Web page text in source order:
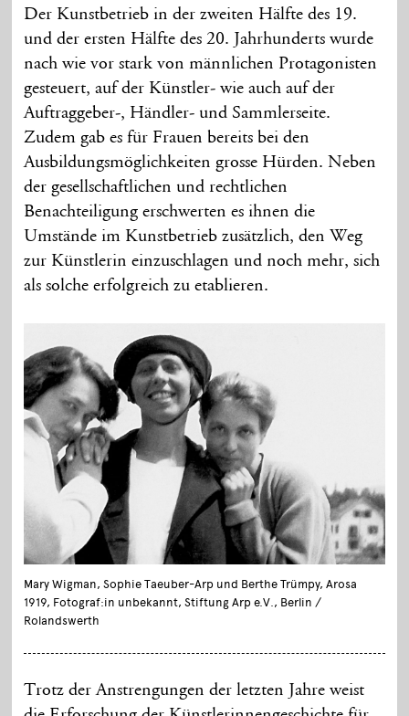
Der Kunstbetrieb in der zweiten Hälfte des 19.
und der ersten Hälfte des 20. Jahrhunderts wurde
nach wie vor stark von männlichen Protagonisten
gesteuert, auf der Künstler- wie auch auf der
Auftraggeber-, Händler- und Sammlerseite.
Zudem gab es für Frauen bereits bei den
Ausbildungsmöglichkeiten grosse Hürden. Neben
der gesellschaftlichen und rechtlichen
Benachteiligung erschwerten es ihnen die
Umstände im Kunstbetrieb zusätzlich, den Weg
zur Künstlerin einzuschlagen und noch mehr, sich
als solche erfolgreich zu etablieren.
Mary Wigman, Sophie Taeuber-Arp und Berthe Trümpy, Arosa
1919, Fotograf:in unbekannt, Stiftung Arp e.V., Berlin /
Rolandswerth
Trotz der Anstrengungen der letzten Jahre weist